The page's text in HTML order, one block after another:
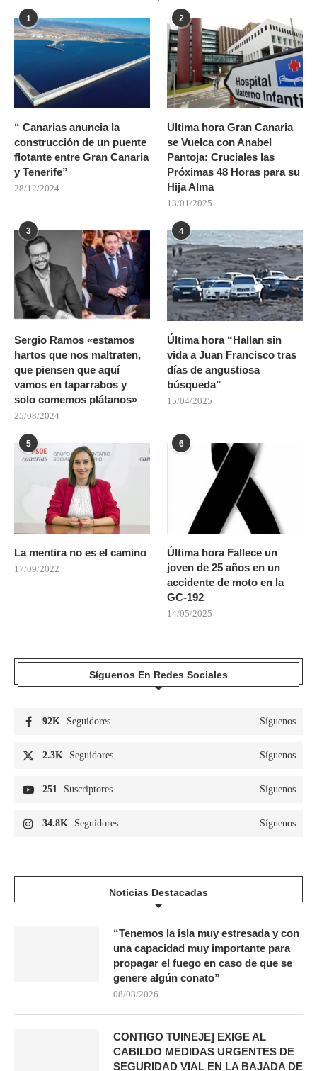
1
“ Canarias anuncia la
construcción de un puente
flotante entre Gran Canaria
y Tenerife”
28/12/2024
2
Ultima hora Gran Canaria
se Vuelca con Anabel
Pantoja: Cruciales las
Próximas 48 Horas para su
Hija Alma
13/01/2025
3
Sergio Ramos «estamos
hartos que nos maltraten,
que piensen que aquí
vamos en taparrabos y
solo comemos plátanos»
25/08/2024
4
Última hora “Hallan sin
vida a Juan Francisco tras
días de angustiosa
búsqueda”
15/04/2025
5
La mentira no es el camino
17/09/2022
6
Última hora Fallece un
joven de 25 años en un
accidente de moto en la
GC-192
14/05/2025
Síguenos En Redes Sociales
92K Seguidores Síguenos
2.3K Seguidores Síguenos
251 Suscriptores Síguenos
34.8K Seguidores Síguenos
Noticias Destacadas
“Tenemos la isla muy estresada y con
una capacidad muy importante para
propagar el fuego en caso de que se
genere algún conato”
08/08/2026
CONTIGO TUINEJE] EXIGE AL
CABILDO MEDIDAS URGENTES DE
SEGURIDAD VIAL EN LA BAJADA DE